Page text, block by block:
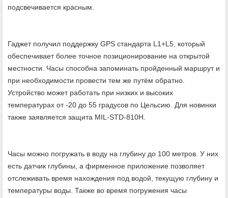
подсвечивается красным.
Гаджет получил поддержку GPS стандарта L1+L5, который
обеспечивает более точное позиционирование на открытой
местности. Часы способна запоминать пройденный маршрут и
при необходимости провести тем же путём обратно.
Устройство может работать при низких и высоких
температурах от -20 до 55 градусов по Цельсию. Для новинки
также заявляется защита MIL-STD-810H.
Часы можно погружать в воду на глубину до 100 метров. У них
есть датчик глубины, а фирменное приложение позволяет
отслеживать время нахождения под водой, текущую глубину и
температуры воды. Также во время погружения часы